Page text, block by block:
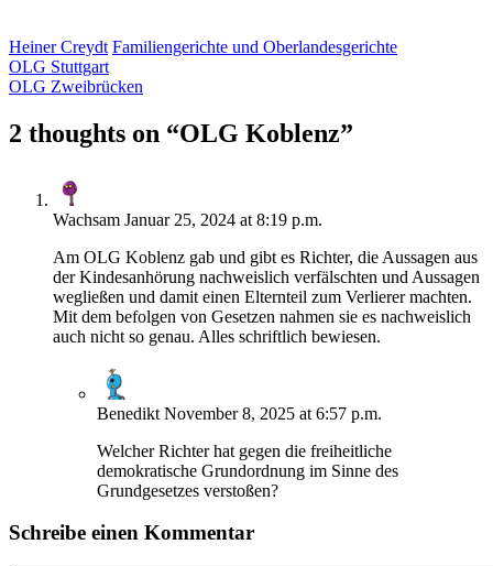
Heiner Creydt Familiengerichte und Oberlandesgerichte
OLG Stuttgart
OLG Zweibrücken
2 thoughts on “OLG Koblenz”
Wachsam Januar 25, 2024 at 8:19 p.m.
Am OLG Koblenz gab und gibt es Richter, die Aussagen aus
der Kindesanhörung nachweislich verfälschten und Aussagen
wegließen und damit einen Elternteil zum Verlierer machten.
Mit dem befolgen von Gesetzen nahmen sie es nachweislich
auch nicht so genau. Alles schriftlich bewiesen.
Benedikt November 8, 2025 at 6:57 p.m.
Welcher Richter hat gegen die freiheitliche
demokratische Grundordnung im Sinne des
Grundgesetzes verstoßen?
Schreibe einen Kommentar